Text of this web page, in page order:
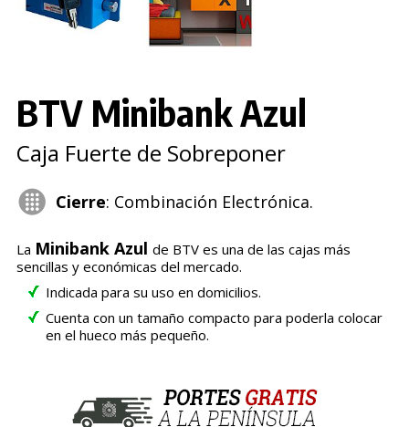
BTV Minibank Azul
Caja Fuerte de Sobreponer
Cierre: Combinación Electrónica.
La Minibank Azul de BTV es una de las cajas más
sencillas y económicas del mercado.
Indicada para su uso en domicilios.
Cuenta con un tamaño compacto para poderla colocar
en el hueco más pequeño.